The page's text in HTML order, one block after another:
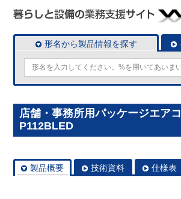
形名から製品情報を探す
店舗・事務所用パッケージエア
P112BLED
製品概要 技術資料 仕様表